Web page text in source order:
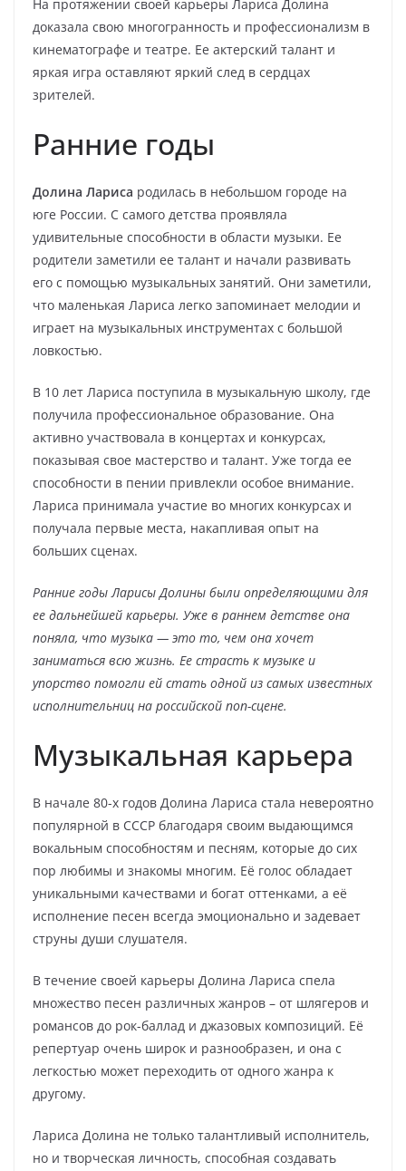
На протяжении своей карьеры Лариса Долина
доказала свою многогранность и профессионализм в
кинематографе и театре. Ее актерский талант и
яркая игра оставляют яркий след в сердцах
зрителей.
Ранние годы
Долина Лариса родилась в небольшом городе на
юге России. С самого детства проявляла
удивительные способности в области музыки. Ее
родители заметили ее талант и начали развивать
его с помощью музыкальных занятий. Они заметили,
что маленькая Лариса легко запоминает мелодии и
играет на музыкальных инструментах с большой
ловкостью.
В 10 лет Лариса поступила в музыкальную школу, где
получила профессиональное образование. Она
активно участвовала в концертах и конкурсах,
показывая свое мастерство и талант. Уже тогда ее
способности в пении привлекли особое внимание.
Лариса принимала участие во многих конкурсах и
получала первые места, накапливая опыт на
больших сценах.
Ранние годы Ларисы Долины были определяющими для
ее дальнейшей карьеры. Уже в раннем детстве она
поняла, что музыка — это то, чем она хочет
заниматься всю жизнь. Ее страсть к музыке и
упорство помогли ей стать одной из самых известных
исполнительниц на российской поп-сцене.
Музыкальная карьера
В начале 80-х годов Долина Лариса стала невероятно
популярной в СССР благодаря своим выдающимся
вокальным способностям и песням, которые до сих
пор любимы и знакомы многим. Её голос обладает
уникальными качествами и богат оттенками, а её
исполнение песен всегда эмоционально и задевает
струны души слушателя.
В течение своей карьеры Долина Лариса спела
множество песен различных жанров – от шлягеров и
романсов до рок-баллад и джазовых композиций. Её
репертуар очень широк и разнообразен, и она с
легкостью может переходить от одного жанра к
другому.
Лариса Долина не только талантливый исполнитель,
но и творческая личность, способная создавать